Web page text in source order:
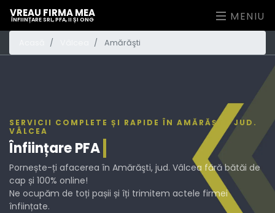
VREAU FIRMA MEA
ÎNFIINȚARE SRL, PFA, II ȘI ONG MENIU
Amărăşti
SERVICII COMPLETE ȘI RAPIDE ÎN AMĂRĂŞTI, JUD.
VÂLCEA
ÎnființarePFA
Pornește-ți afacerea în Amărăşti, jud. Vâlcea fără bătăi de
cap și 100% online!
Ne ocupăm de toți pașii și îți trimitem actele firmei
înființate.